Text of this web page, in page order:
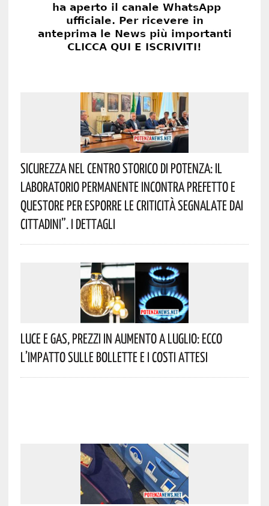
Sicurezza Nel Centro Storico Di Potenza: Il
Laboratorio Permanente Incontra Prefetto E
Questore Per Esporre Le Criticità Segnalate Dai
Cittadini”. I Dettagli
Luce E Gas, Prezzi In Aumento A Luglio: Ecco
L’impatto Sulle Bollette E I Costi Attesi